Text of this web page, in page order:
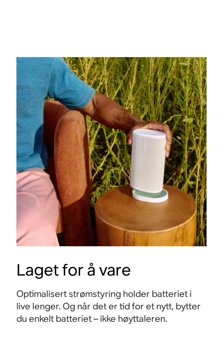
Laget for å vare
Optimalisert strømstyring holder batteriet i
live lenger. Og når det er tid for et nytt, bytter
du enkelt batteriet – ikke høyttaleren.